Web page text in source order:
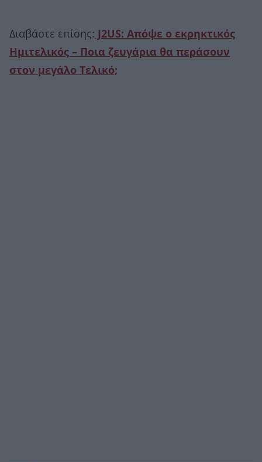
Διαβάστε επίσης: J2US: Απόψε ο εκρηκτικός
Ημιτελικός – Ποια ζευγάρια θα περάσουν
στον μεγάλο Τελικό;